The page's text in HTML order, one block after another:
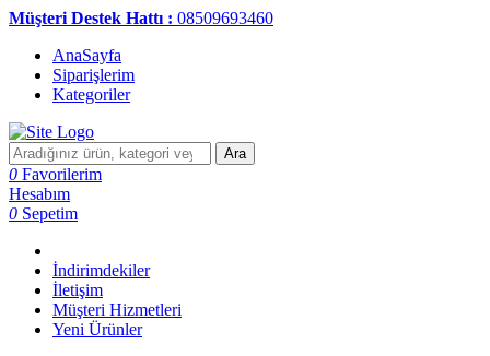
Müşteri Destek Hattı : 08509693460
AnaSayfa
Siparişlerim
Kategoriler
Ara
0 Favorilerim
Hesabım
0 Sepetim
İndirimdekiler
İletişim
Müşteri Hizmetleri
Yeni Ürünler